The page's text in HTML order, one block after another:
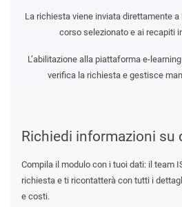
Richiedi informazioni su
Compila il modulo con i tuoi dati: il team
richiesta e ti ricontatterà con tutti i
e costi.
La richiesta viene inviata direttamente a
corso selezionato e ai recapiti
L’abilitazione alla piattaforma e-
verifica la richiesta e gestisce